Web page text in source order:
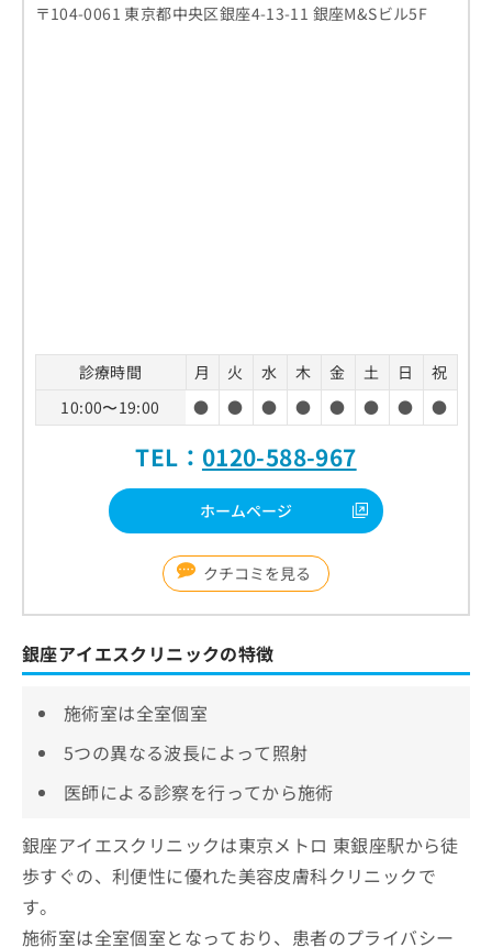
〒104-0061 東京都中央区銀座4-13-11 銀座M&Sビル5F
診療時間 月 火 水 木 金 土 日
祝
10:00〜19:00
● ● ● ● ● ● ● ●
TEL： 0120-588-967
ホームページ
クチコミを見る
銀座アイエスクリニックの特徴
施術室は全室個室
5つの異なる波長によって照射
医師による診察を行ってから施術
銀座アイエスクリニックは東京メトロ 東銀座駅から徒
歩すぐの、利便性に優れた美容皮膚科クリニックで
す。
施術室は全室個室となっており、患者のプライバシー